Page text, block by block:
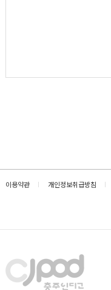
이용약관 개인정보취급방침